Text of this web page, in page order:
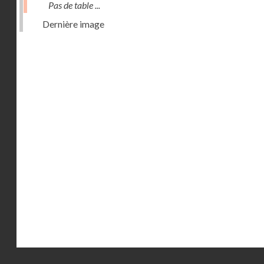
Pas de table ...
Dernière image